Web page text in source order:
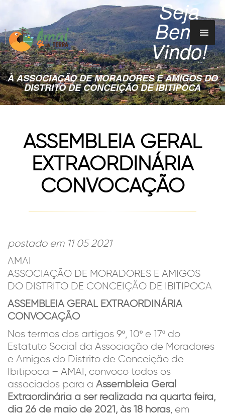
Seja
Bem-
Vindo!
À ASSOCIAÇÃO DE MORADORES E AMIGOS DO
DISTRITO DE CONCEIÇÃO DE IBITIPOCA
ASSEMBLEIA GERAL
EXTRAORDINÁRIA
CONVOCAÇÃO
postado em 11 05 2021
AMAI
ASSOCIAÇÃO DE MORADORES E AMIGOS
DO DISTRITO DE CONCEIÇÃO DE IBITIPOCA
ASSEMBLEIA GERAL EXTRAORDINÁRIA
CONVOCAÇÃO
Nos termos dos artigos 9º, 10º e 17º do
Estatuto Social da Associação de Moradores
e Amigos do Distrito de Conceição de
Ibitipoca – AMAI, convoco todos os
associados para a Assembleia Geral
Extraordinária a ser realizada na quarta feira,
dia 26 de maio de 2021, às 18 horas, em